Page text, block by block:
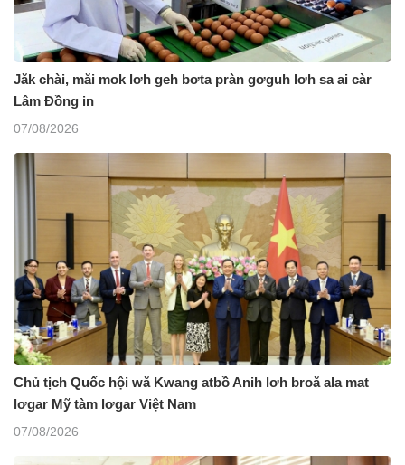
Jăk chài, măi mok lơh geh bơta pràn gơguh lơh sa ai càr
Lâm Đồng in
07/08/2026
Chủ tịch Quốc hội wă Kwang atbồ Anih lơh broă ala mat
lơgar Mỹ tàm lơgar Việt Nam
07/08/2026